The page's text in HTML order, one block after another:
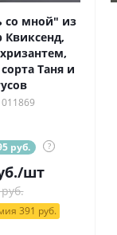
со мной" из
Квиксенд,
Таня и
руб. ?
/шт
391 руб.